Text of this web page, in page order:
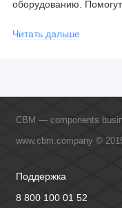
оборудованию.
официальными
Читать дальше
CBM — components
www.cbm.company ©
Поддержка
8 800 100 01 52